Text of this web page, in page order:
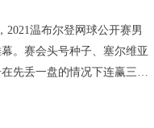
2021温布尔登网球公开赛男
。赛会头号种子、塞尔维亚
先丢一盘的情况下连赢三
个人第20座大满贯单打奖